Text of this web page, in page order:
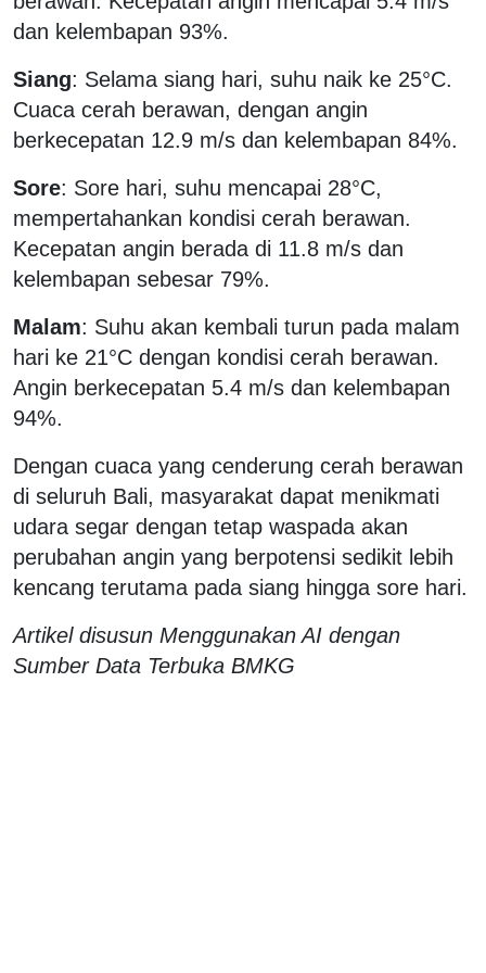
dan kelembapan 93%.
Siang: Selama siang hari, suhu naik ke 25°C.
Cuaca cerah berawan, dengan angin
berkecepatan 12.9 m/s dan kelembapan 84%.
Sore: Sore hari, suhu mencapai 28°C,
mempertahankan kondisi cerah berawan.
Kecepatan angin berada di 11.8 m/s dan
kelembapan sebesar 79%.
Malam: Suhu akan kembali turun pada malam
hari ke 21°C dengan kondisi cerah berawan.
Angin berkecepatan 5.4 m/s dan kelembapan
94%.
Dengan cuaca yang cenderung cerah berawan
di seluruh Bali, masyarakat dapat menikmati
udara segar dengan tetap waspada akan
perubahan angin yang berpotensi sedikit lebih
kencang terutama pada siang hingga sore hari.
Artikel disusun Menggunakan AI dengan
Sumber Data Terbuka BMKG